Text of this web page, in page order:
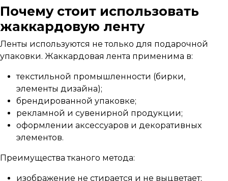
Почему стоит использовать
жаккардовую ленту
Ленты используются не только для подарочной
упаковки. Жаккардовая лента применима в:
текстильной промышленности (бирки,
элементы дизайна);
брендированной упаковке;
рекламной и сувенирной продукции;
оформлении аксессуаров и декоративных
элементов.
Преимущества тканого метода:
изображение не стирается и не выцветает;